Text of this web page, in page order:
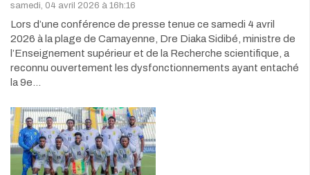
samedi, 04 avril 2026 à 16h:16
Lors d’une conférence de presse tenue ce samedi 4 avril
2026 à la plage de Camayenne, Dre Diaka Sidibé, ministre de
l’Enseignement supérieur et de la Recherche scientifique, a
reconnu ouvertement les dysfonctionnements ayant entaché
la 9e…